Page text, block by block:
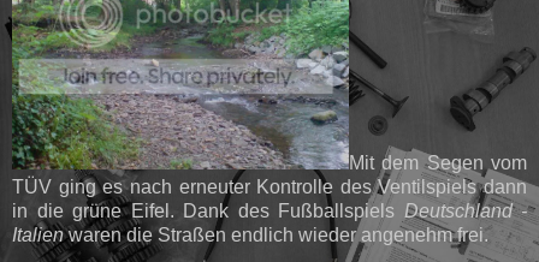
Mit dem Segen vom
TÜV ging es nach erneuter Kontrolle des Ventilspiels dann
in die grüne Eifel. Dank des Fußballspiels Deutschland -
Italienwaren die Straßen endlich wieder angenehm frei.